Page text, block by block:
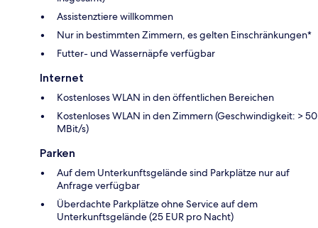
Assistenztiere willkommen
Nur in bestimmten Zimmern, es gelten Einschränkungen*
Futter- und Wassernäpfe verfügbar
Internet
Kostenloses WLAN in den öffentlichen Bereichen
Kostenloses WLAN in den Zimmern (Geschwindigkeit: > 50
MBit/s)
Parken
Auf dem Unterkunftsgelände sind Parkplätze nur auf
Anfrage verfügbar
Überdachte Parkplätze ohne Service auf dem
Unterkunftsgelände (25 EUR pro Nacht)